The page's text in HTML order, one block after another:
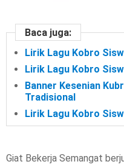
Baca juga:
Lirik Lagu Kobro
Lirik Lagu Kobro
Banner Kesenian
Tradisional
Lirik Lagu Kobro
Giat Bekerja Semangat